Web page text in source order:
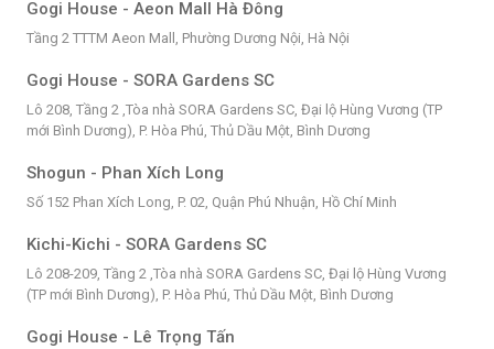
Gogi House - Aeon Mall Hà Đông
Tầng 2 TTTM Aeon Mall, Phường Dương Nội, Hà Nội
Gogi House - SORA Gardens SC
Lô 208, Tầng 2 ,Tòa nhà SORA Gardens SC, Đại lộ Hùng Vương (TP
mới Bình Dương), P. Hòa Phú, Thủ Dầu Một, Bình Dương
Shogun - Phan Xích Long
Số 152 Phan Xích Long, P. 02, Quận Phú Nhuận, Hồ Chí Minh
Kichi-Kichi - SORA Gardens SC
Lô 208-209, Tầng 2 ,Tòa nhà SORA Gardens SC, Đại lộ Hùng Vương
(TP mới Bình Dương), P. Hòa Phú, Thủ Dầu Một, Bình Dương
Gogi House - Lê Trọng Tấn